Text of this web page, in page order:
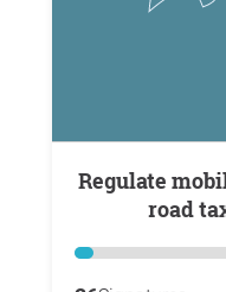
Regulate mobility scooter riders with
road